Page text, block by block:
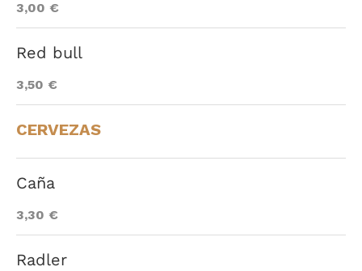
3,00 €
Red bull
3,50 €
CERVEZAS
Caña
3,30 €
Radler